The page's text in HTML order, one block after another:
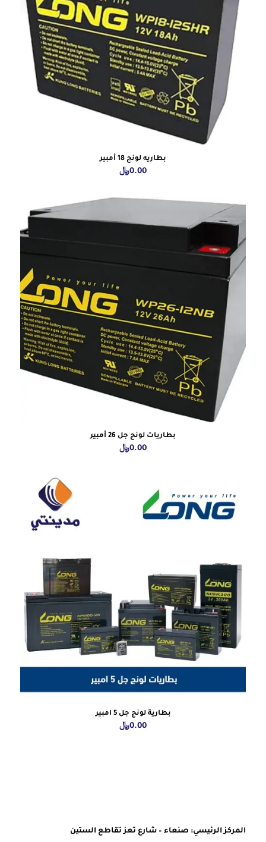
بطاريه لونج 18 أمبير
0.00﷼
بطاريات لونج جل 26 أمبير
0.00﷼
بطارية لونج جل 5 امبير
0.00﷼
المركز الرئيسي: صنعاء – شارع تعز تقاطع الستين